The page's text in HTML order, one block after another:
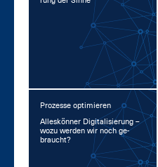
Prozesse optimieren
Al­les­kön­ner Di­gi­ta­li­sie­rung –
wo­zu wer­den wir noch ge­
braucht?